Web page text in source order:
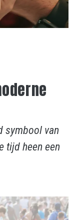
symbool van
tijd heen een